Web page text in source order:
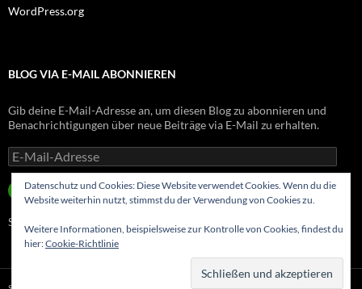
WordPress.org
BLOG VIA E-MAIL ABONNIEREN
Gib deine E-Mail-Adresse an, um diesen Blog zu abonnieren und
Benachrichtigungen über neue Beiträge via E-Mail zu erhalten.
E-
Mail-
Adresse
ABONNIEREN
Schließe dich 8 anderen Abonnenten an
Datenschutz und Cookies: Diese Website verwendet Cookies. Wenn du die
Website weiterhin nutzt, stimmst du der Verwendung von Cookies zu.
Weitere Informationen, beispielsweise zur Kontrolle von Cookies, findest du
hier:Cookie-Richtlinie